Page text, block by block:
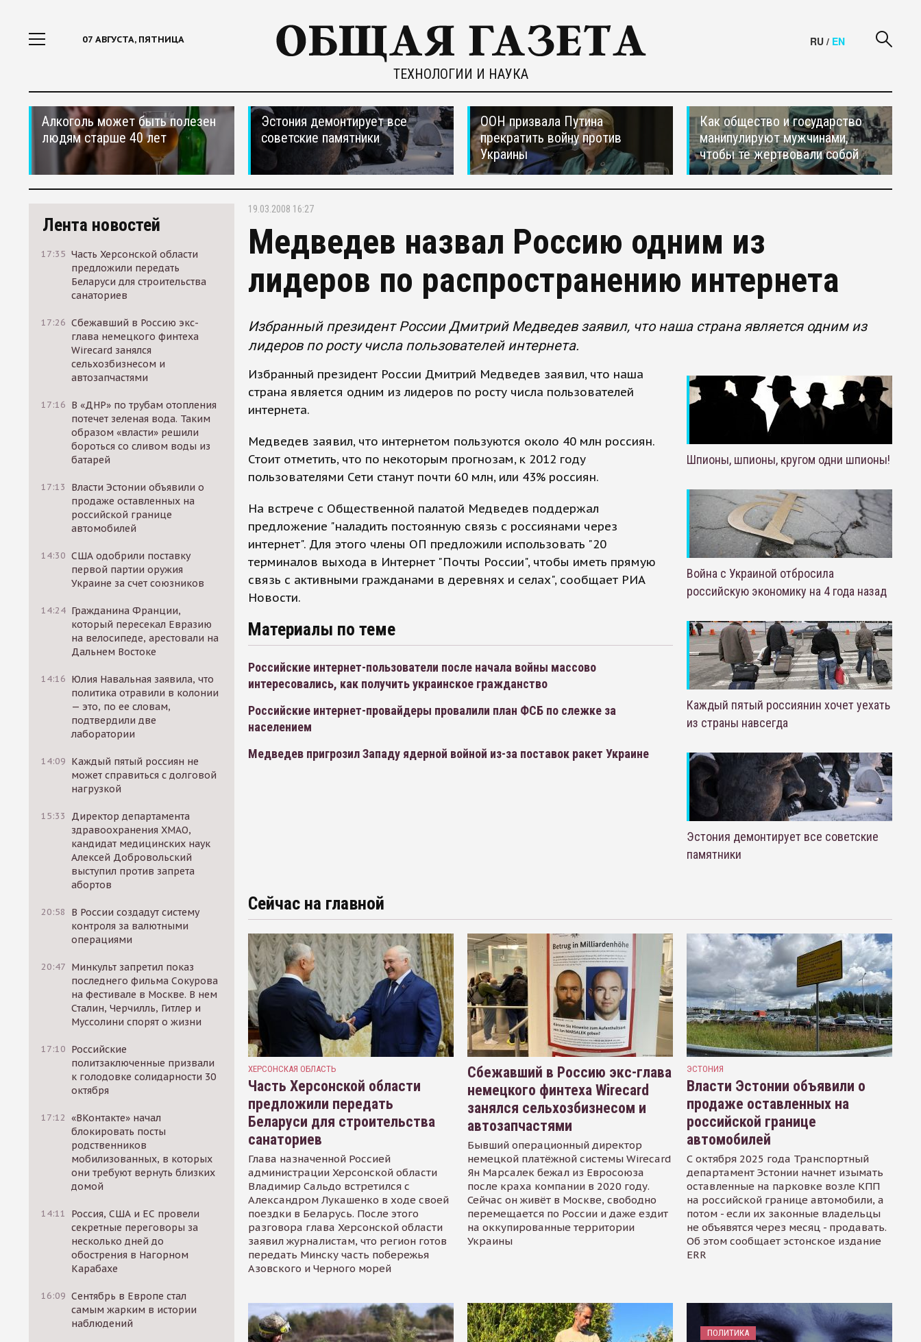
07 АВГУСТА, ПЯТНИЦА
ТЕХНОЛОГИИ И НАУКА
RU / EN
Алкоголь может быть полезен
людям старше 40 лет
Эстония демонтирует все
советские памятники
ООН призвала Путина
прекратить войну против
Украины
Как общество и государство
манипулируют мужчинами,
чтобы те жертвовали собой
Лента новостей
17:35 Часть Херсонской области
предложили передать
Беларуси для строительства
санаториев
17:26 Сбежавший в Россию экс-
глава немецкого финтеха
Wirecard занялся
сельхозбизнесом и
автозапчастями
17:16 В «ДНР» по трубам отопления
потечет зеленая вода. Таким
образом «власти» решили
бороться со сливом воды из
батарей
17:13
Власти Эстонии объявили о
продаже оставленных на
российской границе
автомобилей
14:30 США одобрили поставку
первой партии оружия
Украине за счет союзников
14:24 Гражданина Франции,
который пересекал Евразию
на велосипеде, арестовали на
Дальнем Востоке
14:16 Юлия Навальная заявила, что
политика отравили в колонии
— это, по ее словам,
подтвердили две
лаборатории
14:09 Каждый пятый россиян не
может справиться с долговой
нагрузкой
15:33
Директор департамента
здравоохранения ХМАО,
кандидат медицинских наук
Алексей Добровольский
выступил против запрета
абортов
20:58
В России создадут систему
контроля за валютными
операциями
20:47 Минкульт запретил показ
последнего фильма Сокурова
на фестивале в Москве. В нем
Сталин, Черчилль, Гитлер и
Муссолини спорят о жизни
17:10 Российские
политзаключенные призвали
к голодовке солидарности 30
октября
17:12 «ВКонтакте» начал
блокировать посты
родственников
мобилизованных, в которых
они требуют вернуть близких
домой
14:11
Россия, США и ЕС провели
секретные переговоры за
несколько дней до
обострения в Нагорном
Карабахе
16:09 Сентябрь в Европе стал
самым жарким в истории
наблюдений
19.03.2008 16:27
Медведев назвал Россию одним из
лидеров по распространению интернета
Избранный президент России Дмитрий Медведев заявил, что наша страна является одним из
лидеров по росту числа пользователей интернета.
Избранный президент России Дмитрий Медведев заявил, что наша
страна является одним из лидеров по росту числа пользователей
интернета.
Медведев заявил, что интернетом пользуются около 40 млн россиян.
Стоит отметить, что по некоторым прогнозам, к 2012 году
пользователями Сети станут почти 60 млн, или 43% россиян.
На встрече с Общественной палатой Медведев поддержал
предложение "наладить постоянную связь с россиянами через
интернет". Для этого члены ОП предложили использовать "20
терминалов выхода в Интернет "Почты России", чтобы иметь прямую
связь с активными гражданами в деревнях и селах", сообщает РИА
Новости.
Материалы по теме
Российские интернет-пользователи после начала войны массово
интересовались, как получить украинское гражданство
Российские интернет-провайдеры провалили план ФСБ по слежке за
населением
Медведев пригрозил Западу ядерной войной из-за поставок ракет Украине
Шпионы, шпионы, кругом одни шпионы!
Война с Украиной отбросила
российскую экономику на 4 года назад
Каждый пятый россиянин хочет уехать
из страны навсегда
Эстония демонтирует все советские
памятники
Сейчас на главной
ХЕРСОНСКАЯ ОБЛАСТЬ
Часть Херсонской области
предложили передать
Беларуси для строительства
санаториев
Глава назначенной Россией
администрации Херсонской области
Владимир Сальдо встретился с
Александром Лукашенко в ходе своей
поездки в Беларусь. После этого
разговора глава Херсонской области
заявил журналистам, что регион готов
передать Минску часть побережья
Азовского и Черного морей
Сбежавший в Россию экс-глава
немецкого финтеха Wirecard
занялся сельхозбизнесом и
автозапчастями
Бывший операционный директор
немецкой платёжной системы Wirecard
Ян Марсалек бежал из Евросоюза
после краха компании в 2020 году.
Сейчас он живёт в Москве, свободно
перемещается по России и даже ездит
на оккупированные территории
Украины
ЭСТОНИЯ
Власти Эстонии объявили о
продаже оставленных на
российской границе
автомобилей
С октября 2025 года Транспортный
департамент Эстонии начнет изымать
оставленные на парковке возле КПП
на российской границе автомобили, а
потом - если их законные владельцы
не объявятся через месяц - продавать.
Об этом сообщает эстонское издание
ERR
ПОЛИТИКА